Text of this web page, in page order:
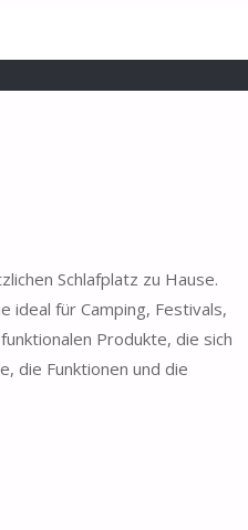
Schlafplatz zu Hause.
ideal für Camping, Festivals,
Produkte, die sich
die Funktionen und die